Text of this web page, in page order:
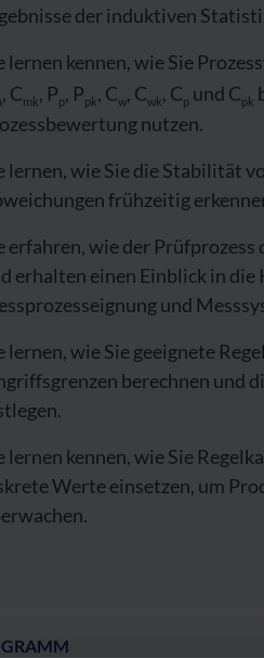
der induktiven
lernen kennen, wie Sie
, Cmk, Pp, Ppk, Cw, Cwk, Cp und Cpk
nutzen.
lernen, wie Sie die Stabilität
frühzeitig
erfahren, wie der
erhalten einen Einblick in die
und
lernen, wie Sie geeignete
berechnen und
lernen kennen, wie Sie
Werte einsetzen, um